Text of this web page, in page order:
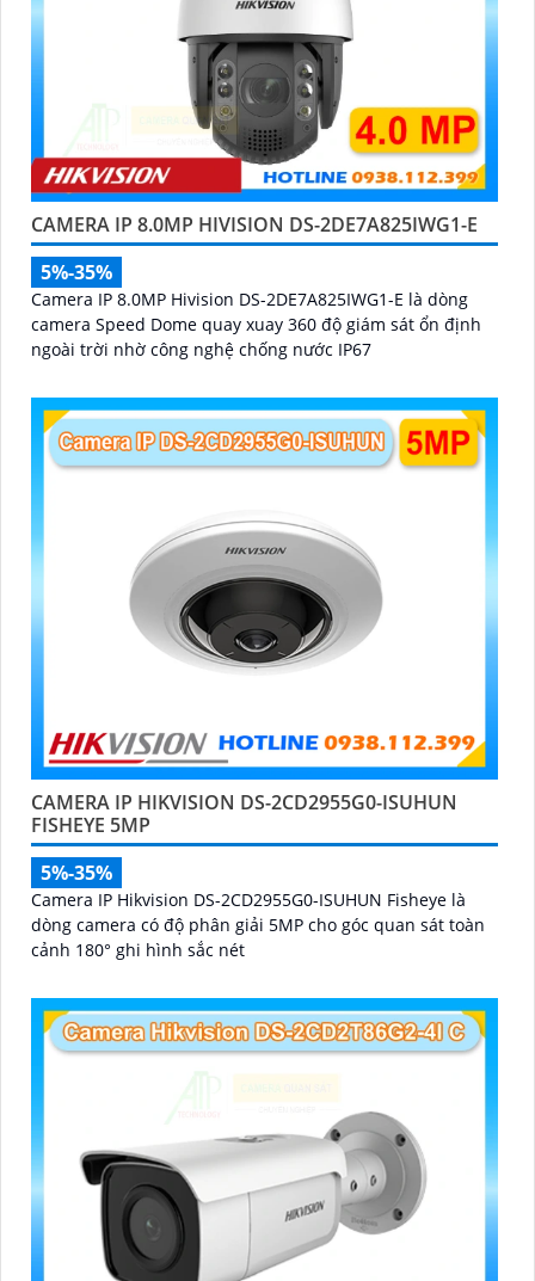
CAMERA IP 8.0MP HIVISION DS-2DE7A825IWG1-E
5%-35%
Camera IP 8.0MP Hivision DS-2DE7A825IWG1-E là dòng
camera Speed Dome quay xuay 360 độ giám sát ổn định
ngoài trời nhờ công nghệ chống nước IP67
CAMERA IP HIKVISION DS-2CD2955G0-ISUHUN
FISHEYE 5MP
5%-35%
Camera IP Hikvision DS-2CD2955G0-ISUHUN Fisheye là
dòng camera có độ phân giải 5MP cho góc quan sát toàn
cảnh 180° ghi hình sắc nét